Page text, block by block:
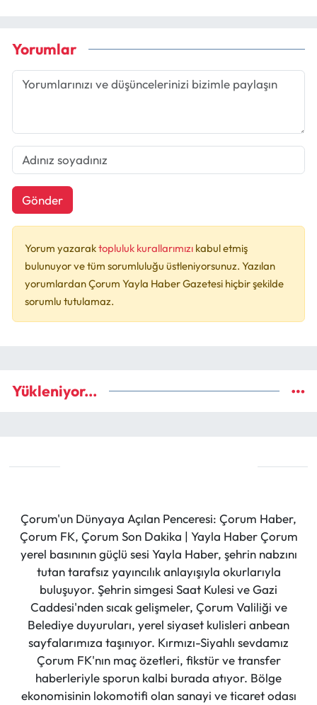
Yorumlar
Gönder
Yorum yazaraktopluluk kurallarımızı kabul etmiş
bulunuyor ve tüm sorumluluğu üstleniyorsunuz. Yazılan
yorumlardan Çorum Yayla Haber Gazetesi hiçbir şekilde
sorumlu tutulamaz.
Yükleniyor...
Çorum'un Dünyaya Açılan Penceresi: Çorum Haber,
Çorum FK, Çorum Son Dakika | Yayla Haber Çorum
yerel basınının güçlü sesi Yayla Haber, şehrin nabzını
tutan tarafsız yayıncılık anlayışıyla okurlarıyla
buluşuyor. Şehrin simgesi Saat Kulesi ve Gazi
Caddesi'nden sıcak gelişmeler, Çorum Valiliği ve
Belediye duyuruları, yerel siyaset kulisleri anbean
sayfalarımıza taşınıyor. Kırmızı-Siyahlı sevdamız
Çorum FK'nın maç özetleri, fikstür ve transfer
haberleriyle sporun kalbi burada atıyor. Bölge
ekonomisinin lokomotifi olan sanayi ve ticaret odası